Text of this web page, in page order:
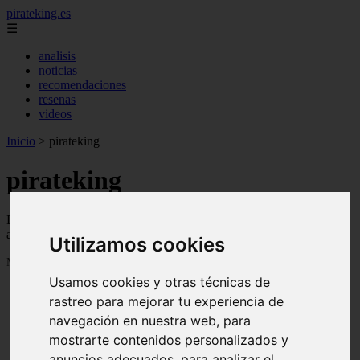
Utilizamos cookies
Usamos cookies y otras técnicas de
rastreo para mejorar tu experiencia de
navegación en nuestra web, para
mostrarte contenidos personalizados y
pirateking.es
☰
analisis
noticias
recomendaciones
resenas
videos
Inicio > pirateking
pirateking
Descubre todas las noticias de la categoría pirateking. Artículos
actualizados y contenido de calidad en pirateking.es.
Mostrando 1 - 24 de 235 artículos